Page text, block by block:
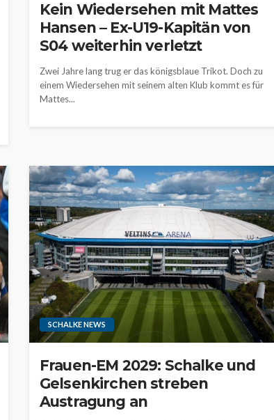
Kein Wiedersehen mit Mattes
Hansen – Ex-U19-Kapitän von
S04 weiterhin verletzt
Zwei Jahre lang trug er das königsblaue Trikot. Doch zu
einem Wiedersehen mit seinem alten Klub kommt es für
Mattes...
SCHALKE NEWS
Frauen-EM 2029: Schalke und
Gelsenkirchen streben
Austragung an